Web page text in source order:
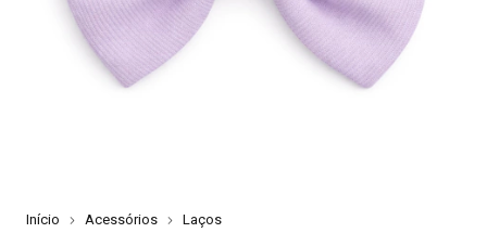
Início Acessórios Laços